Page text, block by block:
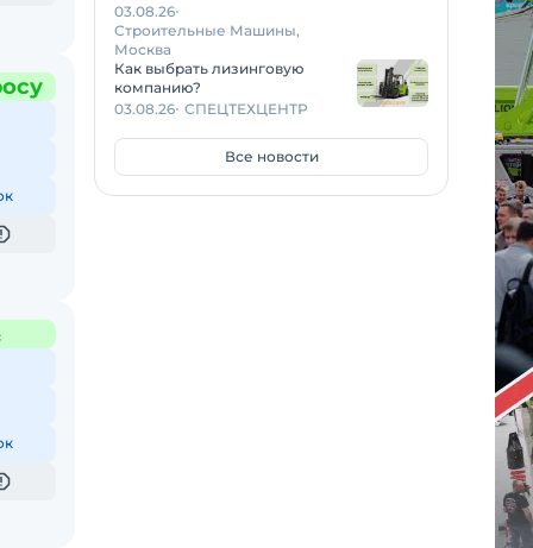
03.08.26
Строительные Машины,
Москва
Как выбрать лизинговую
компанию?
03.08.26 СПЕЦТЕХЦЕНТР
Все новости